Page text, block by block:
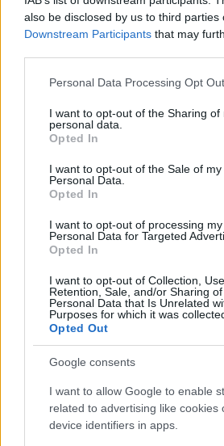
also be disclosed by us to third parties
Downstream Participants that may
Please note that this website/app uses
not limited to your visit or usage
grant or deny consent to Google and
use your data for below specified
consent section.
Personal Data Processing Opt
I want to opt-out of the Sharing of
personal data.
Opted In
I want to opt-out of the Sale of my
Personal Data.
Opted In
I want to opt-out of processing my
Personal Data for Targeted
Opted In
I want to opt-out of Collection, Use,
Retention, Sale, and/or Sharing
Personal Data that Is Unrelated
Purposes for which it was
Opted Out
Google consents
I want to allow Google to enable
related to advertising like cookies
device identifiers in apps.
moduli, la durata dei percorsi e
tirocinio. Grazie
partner locali, i partecipanti
confrontarsi con realtà
dell’ospitalità e
AUTORE
Susanna Riva osserva
dell’Archivio di Stato dove
sulle cooperative
segnò la scelta editoriale
responsabilità istituzionali.
nella redazione, amante